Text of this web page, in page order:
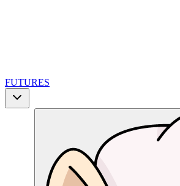
FUTURES